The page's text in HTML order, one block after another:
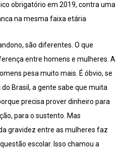
obrigatório em 2019, contra uma
na mesma faixa etária
são diferentes. O que
entre homens e mulheres. A
pesa muito mais. É óbvio, se
Brasil, a gente sabe que muita
precisa prover dinheiro para
para o sustento. Mas
gravidez entre as mulheres faz
escolar. Isso chamou a